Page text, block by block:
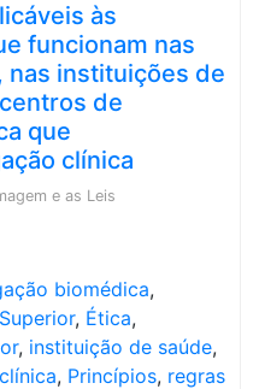
às
funcionam nas
instituições de
de
que
clínica
e as Leis
biomédica,
, Ética,
, instituição de saúde,
, Princípios, regras